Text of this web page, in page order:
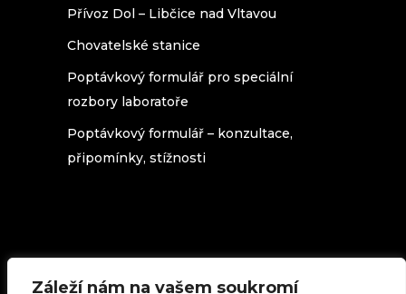
Záleží nám na vašem soukromí
Přívoz Dol – Libčice nad Vltavou
Chovatelské stanice
Poptávkový formulář pro speciální
rozbory laboratoře
Poptávkový formulář – konzultace,
připomínky, stížnosti